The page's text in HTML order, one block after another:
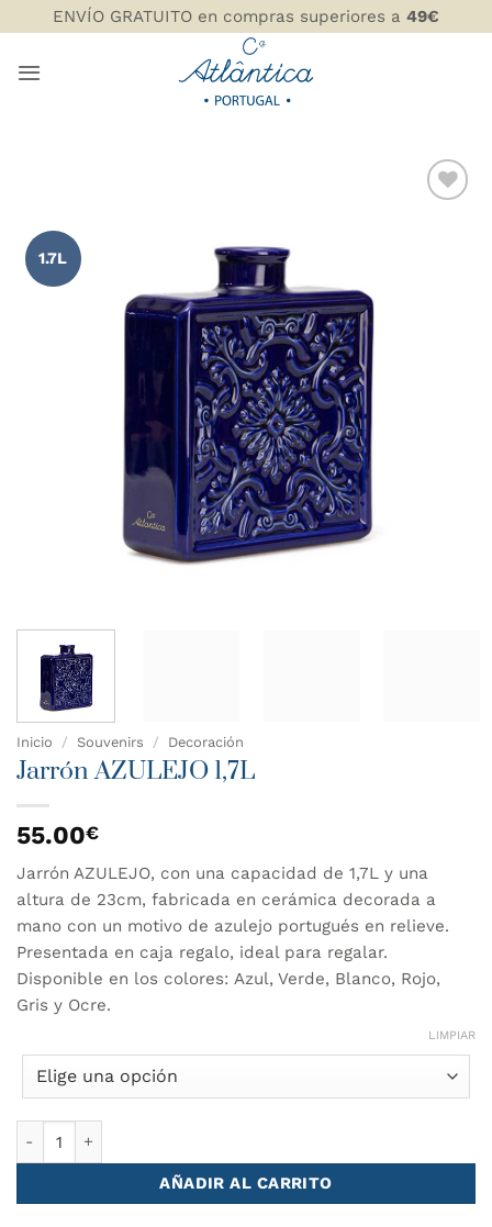
al
contenido
ENVÍO GRATUITO en compras superiores a 49€
1.7L
Inicio / Souvenirs / Decoración
Jarrón AZULEJO 1,7L
55.00€
Jarrón AZULEJO, con una capacidad de 1,7L y una
altura de 23cm, fabricada en cerámica decorada a
mano con un motivo de azulejo portugués en relieve.
Presentada en caja regalo, ideal para regalar.
Disponible en los colores: Azul, Verde, Blanco, Rojo,
Gris y Ocre.
LIMPIAR
AÑADIR AL CARRITO